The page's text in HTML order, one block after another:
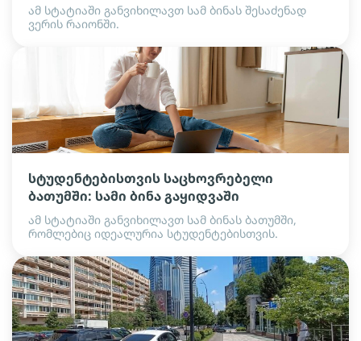
ამ სტატიაში განვიხილავთ სამ ბინას შესაძენად
ვერის რაიონში.
სტუდენტებისთვის საცხოვრებელი
ბათუმში: სამი ბინა გაყიდვაში
ამ სტატიაში განვიხილავთ სამ ბინას ბათუმში,
რომლებიც იდეალურია სტუდენტებისთვის.